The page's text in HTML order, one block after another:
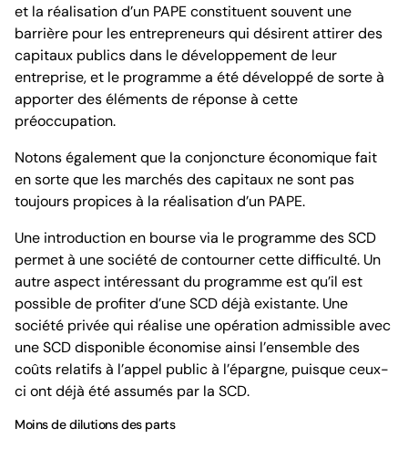
et la réalisation d’un PAPE constituent souvent une
barrière pour les entrepreneurs qui désirent attirer des
capitaux publics dans le développement de leur
entreprise, et le programme a été développé de sorte à
apporter des éléments de réponse à cette
préoccupation.
Notons également que la conjoncture économique fait
en sorte que les marchés des capitaux ne sont pas
toujours propices à la réalisation d’un PAPE.
Une introduction en bourse via le programme des SCD
permet à une société de contourner cette difficulté. Un
autre aspect intéressant du programme est qu’il est
possible de profiter d’une SCD déjà existante. Une
société privée qui réalise une opération admissible avec
une SCD disponible économise ainsi l’ensemble des
coûts relatifs à l’appel public à l’épargne, puisque ceux-
ci ont déjà été assumés par la SCD.
Moins de dilutions des parts